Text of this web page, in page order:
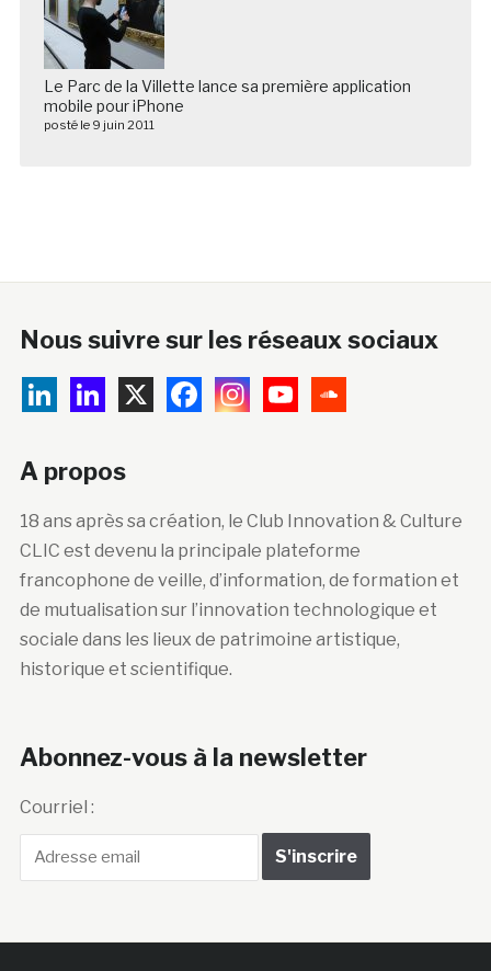
Le Parc de la Villette lance sa première application
mobile pour iPhone
posté le 9 juin 2011
Nous suivre sur les réseaux sociaux
A propos
18 ans après sa création, le Club Innovation & Culture
CLIC est devenu la principale plateforme
francophone de veille, d’information, de formation et
de mutualisation sur l’innovation technologique et
sociale dans les lieux de patrimoine artistique,
historique et scientifique.
Abonnez-vous à la newsletter
Courriel :